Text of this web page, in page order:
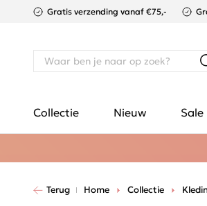
Gratis verzending vanaf €75,-
Collectie Nieuw Sale
Terug Home Collectie